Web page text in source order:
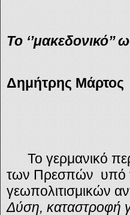
Το
Δημήτρης Μάρτος
Το γερμανικό
των Πρεσπών υπό
γεωπολιτισμικών
Δύση, καταστροφή